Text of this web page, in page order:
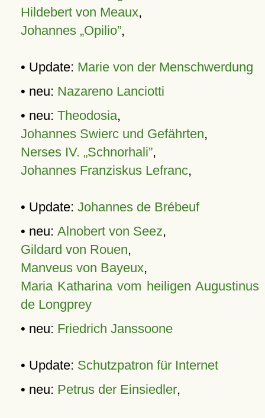
Hildebert von Meaux,
Johannes „Opilio”,
• Update: Marie von der Menschwerdung
• neu: Nazareno Lanciotti
• neu: Theodosia,
Johannes Swierc und Gefährten,
Nerses IV. „Schnorhali”,
Johannes Franziskus Lefranc,
• Update: Johannes de Brébeuf
• neu: Alnobert von Seez,
Gildard von Rouen,
Manveus von Bayeux,
Maria Katharina vom heiligen Augustinus
de Longprey
• neu: Friedrich Janssoone
• Update: Schutzpatron für Internet
• neu: Petrus der Einsiedler,